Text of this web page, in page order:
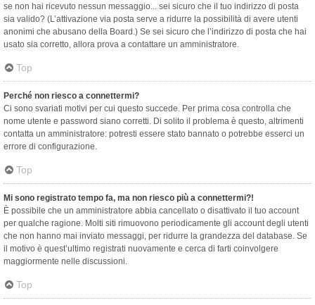
se non hai ricevuto nessun messaggio... sei sicuro che il tuo indirizzo di posta
sia valido? (L’attivazione via posta serve a ridurre la possibilità di avere utenti
anonimi che abusano della Board.) Se sei sicuro che l’indirizzo di posta che hai
usato sia corretto, allora prova a contattare un amministratore.
Top
Perché non riesco a connettermi?
Ci sono svariati motivi per cui questo succede. Per prima cosa controlla che
nome utente e password siano corretti. Di solito il problema è questo, altrimenti
contatta un amministratore: potresti essere stato bannato o potrebbe esserci un
errore di configurazione.
Top
Mi sono registrato tempo fa, ma non riesco più a connettermi?!
È possibile che un amministratore abbia cancellato o disattivato il tuo account
per qualche ragione. Molti siti rimuovono periodicamente gli account degli utenti
che non hanno mai inviato messaggi, per ridurre la grandezza del database. Se
il motivo è quest’ultimo registrati nuovamente e cerca di farti coinvolgere
maggiormente nelle discussioni.
Top